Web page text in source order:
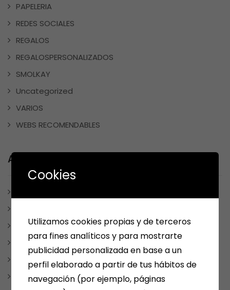
PAPELERIA
REDES SOCIALES
REGALOS
REGALOSPERSONALIZADOS
SMOLKAY
Uncategorized
VARIOS
WEBS RECOMENDABLES
Archives
diciembre 2024
noviembre 2024
mayo 2024
abril 2024
Cookies
Utilizamos cookies propias y de terceros
para fines analíticos y para mostrarte
publicidad personalizada en base a un
perfil elaborado a partir de tus hábitos de
navegación (por ejemplo, páginas